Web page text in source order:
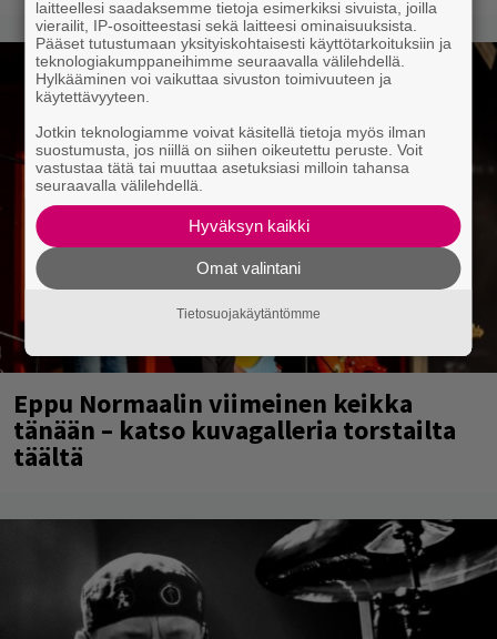
Eppu Normaalin viimeinen keikka
tänään – katso kuvagalleria torstailta
täältä
laitteellesi saadaksemme tietoja esimerkiksi sivuista, joilla
vierailit, IP-osoitteestasi sekä laitteesi ominaisuuksista.
Pääset tutustumaan yksityiskohtaisesti käyttötarkoituksiin ja
teknologiakumppaneihimme seuraavalla välilehdellä.
Hylkääminen voi vaikuttaa sivuston toimivuuteen ja
käytettävyyteen.
Jotkin teknologiamme voivat käsitellä tietoja myös ilman
suostumusta, jos niillä on siihen oikeutettu peruste. Voit
vastustaa tätä tai muuttaa asetuksiasi milloin tahansa
seuraavalla välilehdellä.
Hyväksyn kaikki
Omat valintani
Tietosuojakäytäntömme